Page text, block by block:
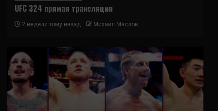
UFC 324 прямая трансляция
2 недели тому назад Михаил Маслов